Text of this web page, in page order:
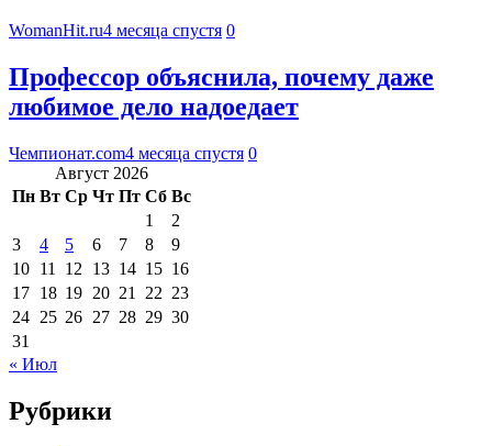
WomanHit.ru4 месяца спустя 0
Профессор объяснила, почему даже
любимое дело надоедает
Чемпионат.com4 месяца спустя 0
Август 2026
Пн Вт Ср Чт Пт Сб Вс
1
2
3
4 5 6 7 8
9
10 11 12 13 14 15 16
17 18 19 20 21 22 23
24 25 26 27 28 29 30
31
« Июл
Рубрики